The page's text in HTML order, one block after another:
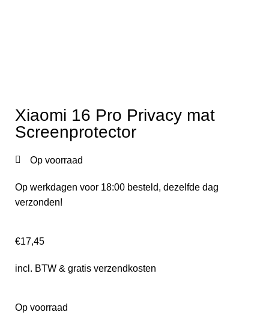
Xiaomi 16 Pro Privacy mat
Screenprotector
Op voorraad
Op werkdagen voor 18:00 besteld, dezelfde dag
verzonden!
€17,45
incl. BTW & gratis verzendkosten
Op voorraad